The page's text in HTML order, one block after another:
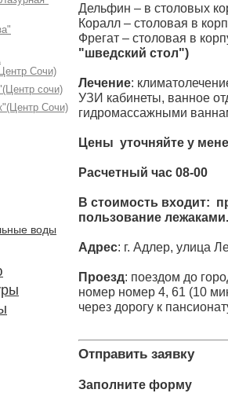
Сочи)
сочи)
Сочи)
воды
Дельфин – в столовых
Коралл – столовая в
Фрегат – столовая в
"шведский стол")
Лечение:
УЗИ кабинеты, ванное
гидромассажными
Цены уточняйте у
Расчетный час 08-00
В стоимость входит:
пользование лежаками.
Адрес: г. Адлер, улица
Проезд: поездом до
номер номер 4, 61 (10
через дорогу к
Отправить заявку
Заполните форму